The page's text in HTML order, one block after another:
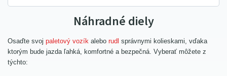
Skladová dostupnosť
Iba skladom (15)
Cena bez DPH
Náhradné diely
Osaďte svoj paletový vozík alebo rudl správnymi kolieskami, vďaka
ktorým bude jazda ľahká, komfortné a bezpečná. Vyberať môžete z
týchto: